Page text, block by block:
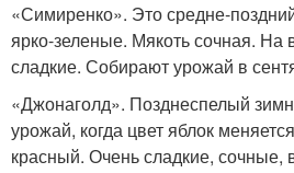
«Симиренко». Это средне-
ярко-зеленые. Мякоть сочная. На
сладкие. Собирают урожай в
«Джонаголд». Позднеспелый
урожай, когда цвет яблок
красный. Очень сладкие, сочные,